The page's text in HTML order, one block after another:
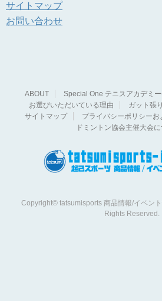
サイトマップ
お問い合わせ
ABOUT
Special One テニスアカデミー
お選びいただいている理由
ガット張
サイトマップ
プライバシーポリシーお
ドミントン協会主催大会
Copyright© tatsumisports 商品情報/イベン
Rights Reserved.